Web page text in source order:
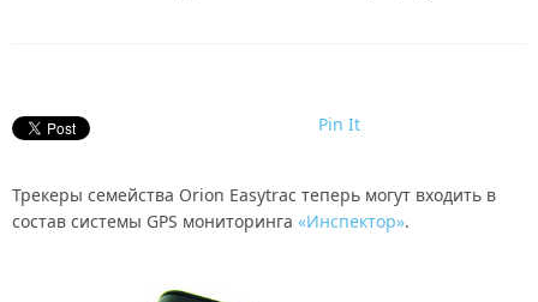
Pin It
Трекеры семейства Orion Easytrac теперь могут входить в
состав системы GPS мониторинга «Инспектор».